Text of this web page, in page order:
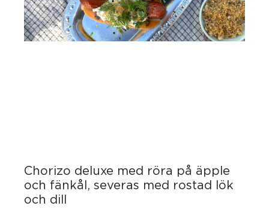
Chorizo deluxe med röra på äpple
och fänkål, severas med rostad lök
och dill